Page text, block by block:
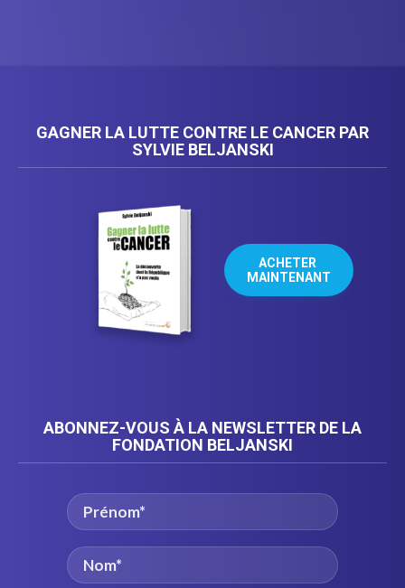
GAGNER LA LUTTE CONTRE LE CANCER PAR
SYLVIE BELJANSKI
ACHETER
MAINTENANT
ABONNEZ-VOUS À LA NEWSLETTER DE LA
FONDATION BELJANSKI